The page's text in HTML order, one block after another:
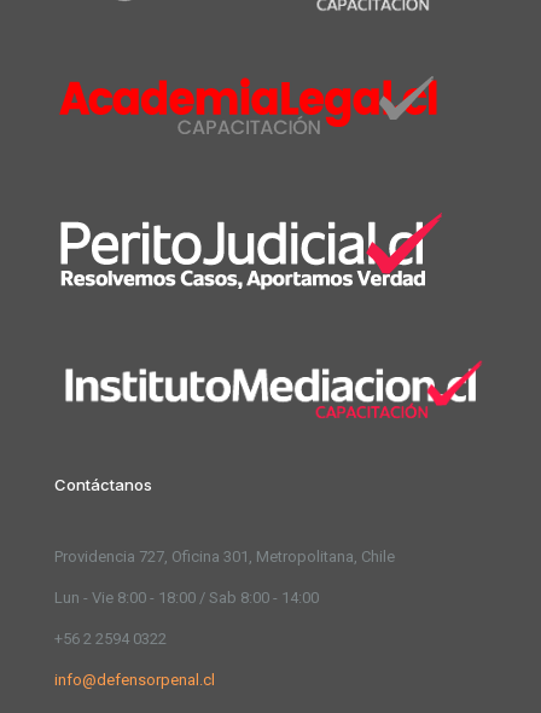
Contáctanos
Providencia 727, Oficina 301, Metropolitana, Chile
Lun - Vie 8:00 - 18:00 / Sab 8:00 - 14:00
+56 2 2594 0322
info@defensorpenal.cl